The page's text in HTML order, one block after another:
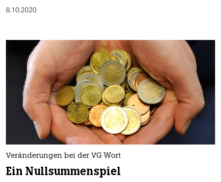
8.10.2020
Veränderungen bei der VG Wort
Ein Nullsummenspiel